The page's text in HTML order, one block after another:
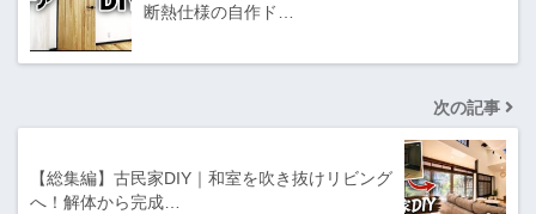
断熱仕様の自作ド…
次の記事
【総集編】古民家DIY｜和室を吹き抜けリビング
へ！解体から完成…